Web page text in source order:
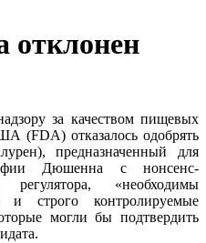
отклонен
за качеством пищевых
(FDA) отказалось одобрять
предназначенный для
Дюшенна с нонсенс-
«необходимы
и строго контролируемые
могли бы подтвердить